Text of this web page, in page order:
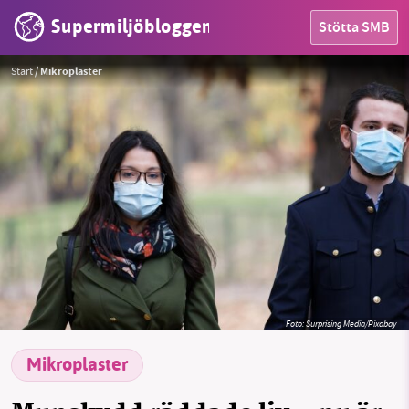
Supermiljöbloggen Stötta SMB
HEM
OMRÅDEN
Start/Mikroplaster
Mikroplaster
Foto:Surprising Media/Pixabay